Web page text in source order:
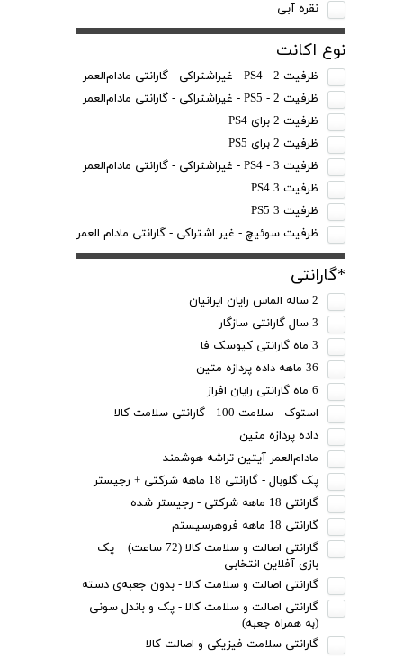
نقره آبی
نوع اکانت
ظرفیت 2 - PS4 - غیراشتراکی - گارانتی مادام‌العمر
ظرفیت 2 - PS5 - غیراشتراکی - گارانتی مادام‌العمر
ظرفیت 2 برای PS4
ظرفیت 2 برای PS5
ظرفیت 3 - PS4 - غیراشتراکی - گارانتی مادام‌العمر
ظرفیت 3 PS4
ظرفیت 3 PS5
ظرفیت سوئیچ - غیر اشتراکی - گارانتی مادام العمر
*گارانتی
2 ساله الماس رایان ایرانیان
3 سال گارانتی سازگار
3 ماه گارانتی کیوسک فا
36 ماهه داده پردازه متین
6 ماه گارانتی رایان افراز
استوک - سلامت 100 - گارانتی سلامت کالا
داده پردازه متین
مادام‌العمر آیتین تراشه هوشمند
پک گلوبال - گارانتی 18 ماهه شرکتی + رجیستر
گارانتی 18 ماهه شرکتی - رجیستر شده
گارانتی 18 ماهه فروهرسیستم
گارانتی اصالت و سلامت کالا (72 ساعت) + پک
بازی آفلاین انتخابی
گارانتی اصالت و سلامت کالا - بدون جعبه‌ی دسته
گارانتی اصالت و سلامت کالا - پک و باندل سونی
(به همراه‌ جعبه)
گارانتی سلامت فیزیکی و اصالت کالا